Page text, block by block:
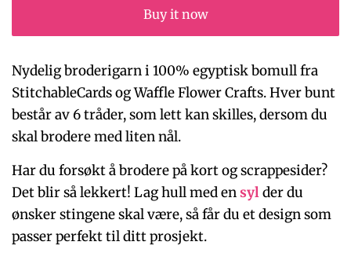
Buy it now
Nydelig broderigarn i 100% egyptisk bomull fra
StitchableCards og Waffle Flower Crafts. Hver bunt
består av 6 tråder, som lett kan skilles, dersom du
skal brodere med liten nål.
Har du forsøkt å brodere på kort og scrappesider?
Det blir så lekkert! Lag hull med ensylder du
ønsker stingene skal være, så får du et design som
passer perfekt til ditt prosjekt.